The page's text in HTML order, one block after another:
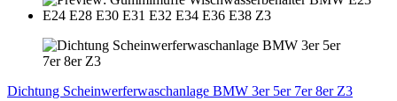
Dichtung Scheinwerferwaschanlage BMW 3er 5er 7er 8er Z3